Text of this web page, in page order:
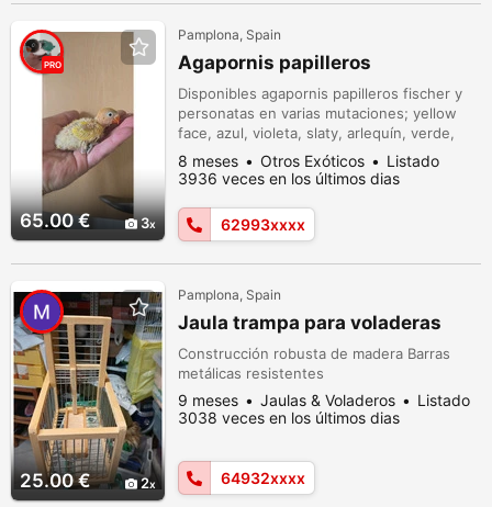
65.00 € 3
PRO
Pamplona, Spain
Agapornis papilleros
Disponibles agapornis papilleros fischer y
personatas en varias mutaciones; yellow
face, azul, violeta, slaty, arlequín, verde,
decinos, pastelinos, opalinos... Anillados,
sexados por ADN y desparasitados.
criadores federados.
8 meses Otros Exóticos
Listado
3936 veces en los últimos dias
62993xxxx
25.00 € 2
Pamplona, Spain
Jaula trampa para voladeras
Construcción robusta de madera Barras
metálicas resistentes
9 meses Jaulas & Voladeros
Listado
3038 veces en los últimos dias
64932xxxx